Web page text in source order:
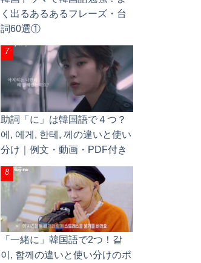
く出るあるあるフレーズ・台
詞60選①
助詞「に」は韓国語で４つ？
에, 에게, 한테, 께の違いと使い
分け｜例文・動画・PDF付き
「一緒に」韓国語で2つ！같
이, 함께の違いと使い分けのポ